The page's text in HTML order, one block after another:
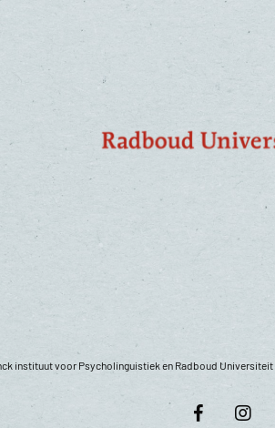
instituut voor Psycholinguistiek en Radboud Universiteit
facebookinstagram